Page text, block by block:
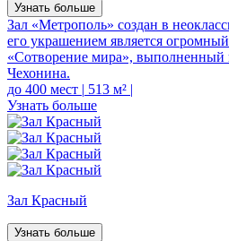
Узнать больше
Зал «Метрополь» создан в
его украшением является
«Сотворение мира», выполненный
Чехонина.
до 400 мест | 513 м² |
Узнать больше
Зал Красный
Узнать больше